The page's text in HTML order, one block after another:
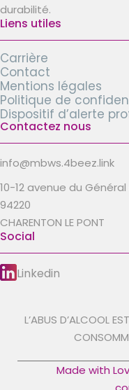
durabilité.
Liens utiles
Carrière
Contact
Mentions légales
Politique de
Dispositif d’alerte
Contactez nous
info@mbws.4beez.link
10-12 avenue du
94220
CHARENTON LE PONT
Social
Linkedin
L’ABUS D’ALCOOL
Made with